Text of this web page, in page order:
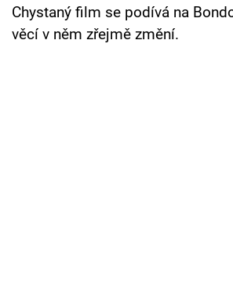
Přihlášení
Chystaný film se podívá na
věcí v něm zřejmě změní.